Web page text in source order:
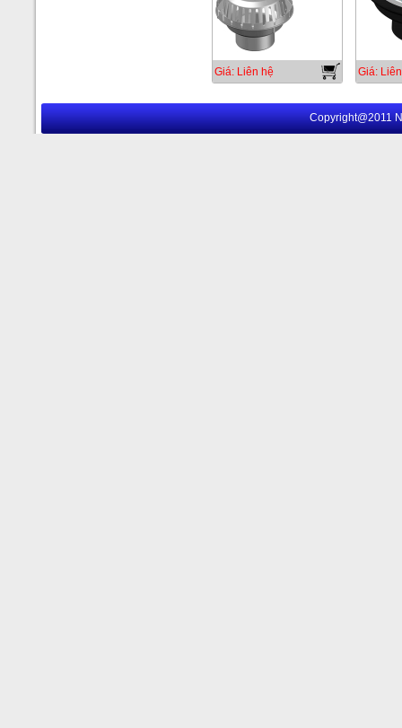
Giá: Liên hệ Giá:
Copyright@2011